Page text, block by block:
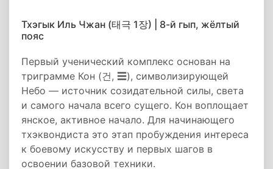
Тхэгык Иль Чжан (태극 1장) | 8-й гып, жёлтый
пояс
Первый ученический комплекс основан на
триграмме Кон (건, ☰), символизирующей
Небо — источник созидательной силы, света
и самого начала всего сущего. Кон воплощает
янское, активное начало. Для начинающего
тхэквондиста это этап пробуждения интереса
к боевому искусству и первых шагов в
освоении базовой техники.